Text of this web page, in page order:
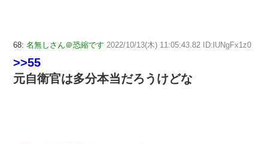
68: 名無しさん＠恐縮です 2022/10/13(木) 11:05:43.82 ID:lUNgFx1z0
>>55
元自衛官は多分本当だろうけどな